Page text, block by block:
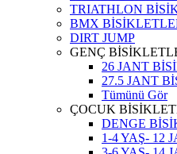
TRIATHLON
BMX
DIRT JUMP
GENÇ
26 JANT
27.5 JANT
Tümünü Gör
ÇOCUK
DENGE
1-4 YAŞ- 12